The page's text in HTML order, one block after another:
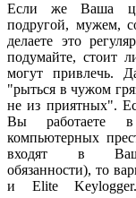
Если же Ваша
подругой, мужем,
делаете это
подумайте, стоит
могут привлечь.
"рыться в чужом
не из приятных".
Вы работаете в
компьютерных
входят в Ваши
обязанности), то
и Elite